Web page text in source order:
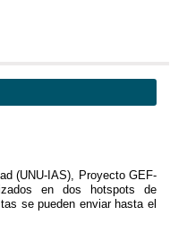
(UNU-IAS), Proyecto GEF-
en dos hotspots de
se pueden enviar hasta el